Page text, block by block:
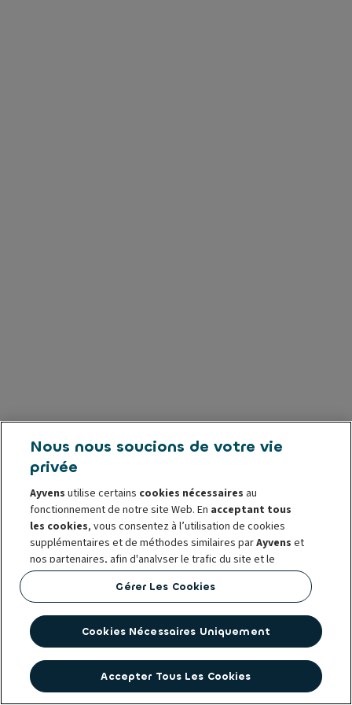
Nous nous soucions de votre vie
privée
Ayvens utilise certains cookies nécessaires au
fonctionnement de notre site Web. En acceptant tous
les cookies, vous consentez à l’utilisation de cookies
supplémentaires et de méthodes similaires parAyvens et
nos partenaires, afin d'analyser le trafic du site et le
comportement en ligne, d'offrir des fonctionnalités
relatives aux réseaux sociaux et de personnaliser le
Vous pouvez
ou retirer votre
consentement à tout moment. Ceci ne porte pas atteinte
à la légalité de leur utilisation jusqu’à la révocation. Pour
plus d’informations, consultez notre politique en
Gérer Les Cookies
Cookies Nécessaires Uniquement
Accepter Tous Les Cookies